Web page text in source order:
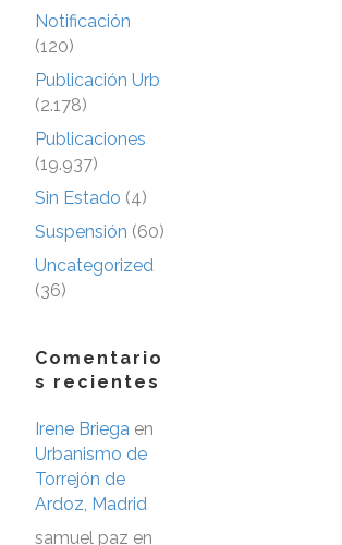
Notificación
(120)
Publicación Urb
(2.178)
Publicaciones
(19.937)
Sin Estado (4)
Suspensión (60)
Uncategorized
(36)
Comentario
s recientes
Irene Briega en
Urbanismo de
Torrejón de
Ardoz, Madrid
samuel paz en